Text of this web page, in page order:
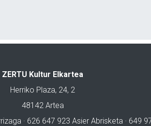
ZERTU Kultur Elkartea
Herriko Plaza, 24, 2
48142 Artea
· 626 647 923 Asier Abrisketa · 649